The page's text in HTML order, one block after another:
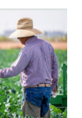
$250.00.